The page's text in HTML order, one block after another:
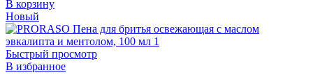
В корзину
Новый
Быстрый просмотр
В избранное